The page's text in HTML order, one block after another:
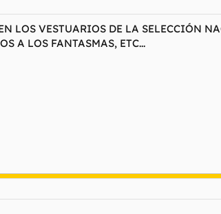
LOS VESTUARIOS DE LA SELECCIÓN
A LOS FANTASMAS, ETC...